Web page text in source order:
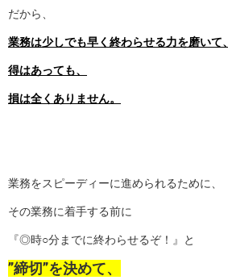
だから、
業務は少しでも早く終わらせる力を磨いて、
得はあっても、
損は全くありません。
業務をスピーディーに進められるために、
その業務に着手する前に
『◎時○分までに終わらせるぞ！』と
”締切”を決めて、